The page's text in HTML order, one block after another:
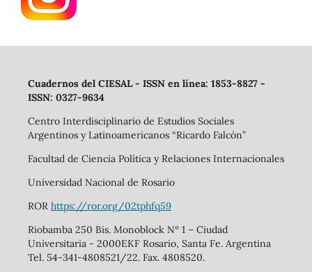
Cuadernos del CIESAL - ISSN en línea: 1853-8827 -
ISSN: 0327-9634
Centro Interdisciplinario de Estudios Sociales
Argentinos y Latinoamericanos “Ricardo Falcón”
Facultad de Ciencia Política y Relaciones Internacionales
Universidad Nacional de Rosario
ROR https://ror.org/02tphfq59
Riobamba 250 Bis. Monoblock Nº 1 – Ciudad
Universitaria - 2000EKF Rosario, Santa Fe. Argentina
Tel. 54-341-4808521/22. Fax. 4808520.